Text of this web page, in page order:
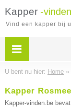
Kapper -
Vind een kapper bij
U bent nu hier: Home »
Kapper
Kapper-vinden.be